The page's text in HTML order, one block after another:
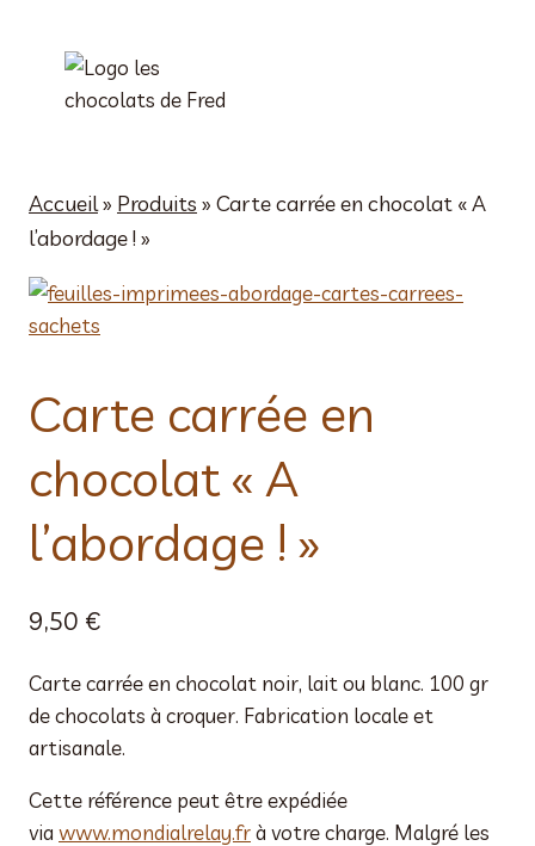
Accueil» Produits » Carte carrée en chocolat « A
l’abordage ! »
Carte carrée en
chocolat « A
l’abordage ! »
9,50 €
Carte carrée en chocolat noir, lait ou blanc. 100 gr
de chocolats à croquer. Fabrication locale et
artisanale.
Cette référence peut être expédiée
via www.mondialrelay.frà votre charge. Malgré les